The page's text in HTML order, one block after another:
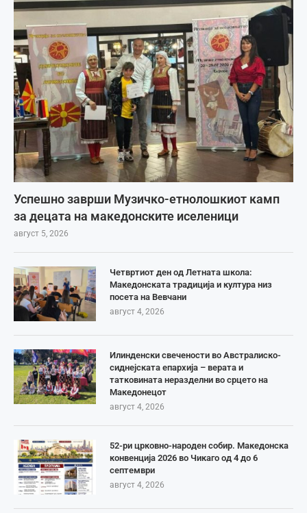
Успешно заврши Музичко-етнолошкиот камп
за децата на македонските иселеници
август 5, 2026
Четвртиот ден од Летната школа:
Македонската традиција и култура низ
посета на Вевчани
август 4, 2026
Илинденски свечености во Австралиско-
сиднејската епархија – верата и
татковината неразделни во срцето на
Македонецот
август 4, 2026
52-ри црковно-народен собир. Македонска
конвенција 2026 во Чикаго од 4 до 6
септември
август 4, 2026